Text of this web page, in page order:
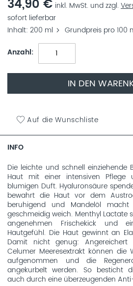
34,90 € inkl. MwSt. und zzgl.
sofort lieferbar
Inhalt 200 ml Grundpreis pro 100
Anzahl
IN DEN
Auf die Wunschliste
INFO
Die leichte und schnell einziehende
Haut mit einer intensiven Pflege
blumigen Duft. Hyaluronsäure
bewahrt die Haut vor dem
beruhigend und Mandelöl
geschmeidig weich. Menthyl Lactate
angenehmen Frischekick und
Hautgefühl. Die Haut gewinnt an
Damit nicht genug: Angereichert
Celumer Meeresextrakt können die
aufgenommen und die
angekurbelt werden. So besticht
auch durch eine überzeugenden